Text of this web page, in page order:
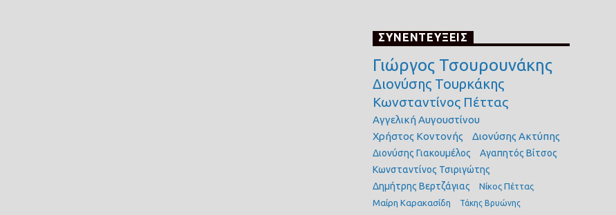
ΣΥΝΕΝΤΕΥΞΕΙΣ
Γιώργος Τσουρουνάκης
Διονύσης Τουρκάκης
Κωνσταντίνος Πέττας
Αγγελική Αυγουστίνου
Χρήστος Κοντονής
Διονύσης Ακτύπης
Διονύσης Γιακουμέλος
Αγαπητός Βίτσος
Κωνσταντίνος Τσιριγώτης
Δημήτρης Βερτζάγιας
Νίκος Πέττας
Μαίρη Καρακασίδη
Τάκης Βρυώνης